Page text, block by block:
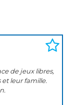
de jeux libres,
leur famille.